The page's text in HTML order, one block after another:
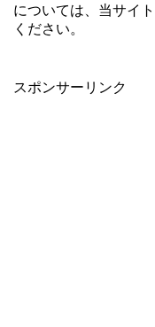
については、当サイ
ください。
スポンサーリンク